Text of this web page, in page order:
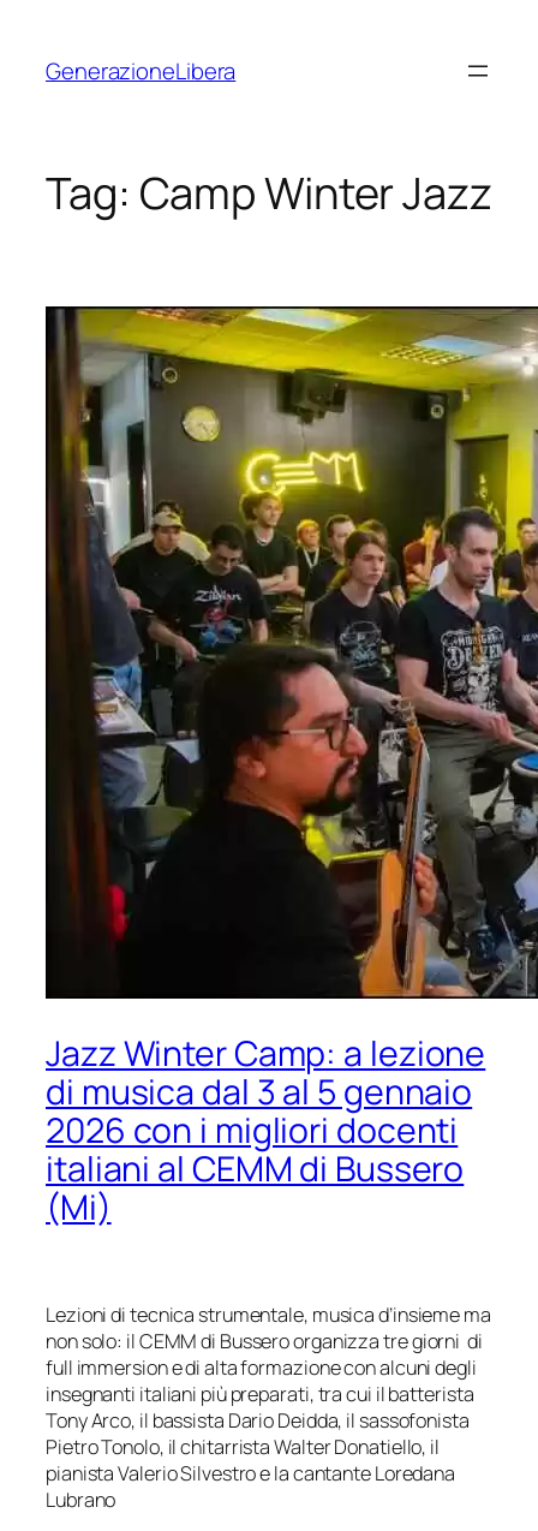
contenuto
GenerazioneLibera
Tag: Camp Winter Jazz
Jazz Winter Camp: a lezione
di musica dal 3 al 5 gennaio
2026 con i migliori docenti
italiani al CEMM di Bussero
(Mi)
Lezioni di tecnica strumentale, musica d’insieme ma
non solo: il CEMM di Bussero organizzatre giorni di
full immersion e di alta formazione con alcuni degli
insegnanti italiani più preparati,tra cui il batterista
Tony Arco, il bassista Dario Deidda, il sassofonista
Pietro Tonolo, il chitarrista Walter Donatiello, il
pianista Valerio Silvestro e la cantante Loredana
Lubrano